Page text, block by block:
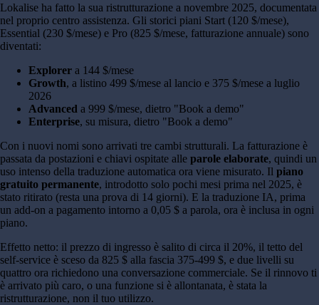
Lokalise ha fatto la sua ristrutturazione a novembre 2025, documentata
nel proprio centro assistenza. Gli storici piani Start (120 $/mese),
Essential (230 $/mese) e Pro (825 $/mese, fatturazione annuale) sono
diventati:
Explorer a 144 $/mese
Growth, a listino 499 $/mese al lancio e 375 $/mese a luglio
2026
Advanced a 999 $/mese, dietro "Book a demo"
Enterprise, su misura, dietro "Book a demo"
Con i nuovi nomi sono arrivati tre cambi strutturali. La fatturazione è
passata da postazioni e chiavi ospitate alle parole elaborate, quindi un
uso intenso della traduzione automatica ora viene misurato. Il piano
gratuito permanente, introdotto solo pochi mesi prima nel 2025, è
stato ritirato (resta una prova di 14 giorni). E la traduzione IA, prima
un add-on a pagamento intorno a 0,05 $ a parola, ora è inclusa in ogni
piano.
Effetto netto: il prezzo di ingresso è salito di circa il 20%, il tetto del
self-service è sceso da 825 $ alla fascia 375-499 $, e due livelli su
quattro ora richiedono una conversazione commerciale. Se il rinnovo ti
è arrivato più caro, o una funzione si è allontanata, è stata la
ristrutturazione, non il tuo utilizzo.